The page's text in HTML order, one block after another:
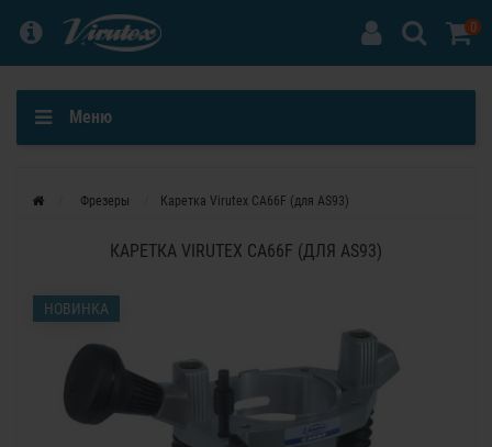
0
Меню
Фрезеры Каретка Virutex CA66F (для AS93)
КАРЕТКА VIRUTEX CA66F (ДЛЯ AS93)
НОВИНКА